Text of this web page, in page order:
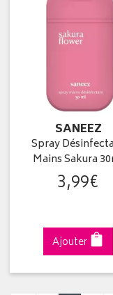
SANEEZ
Spray
Mains Sakura
3,99€
Ajouter